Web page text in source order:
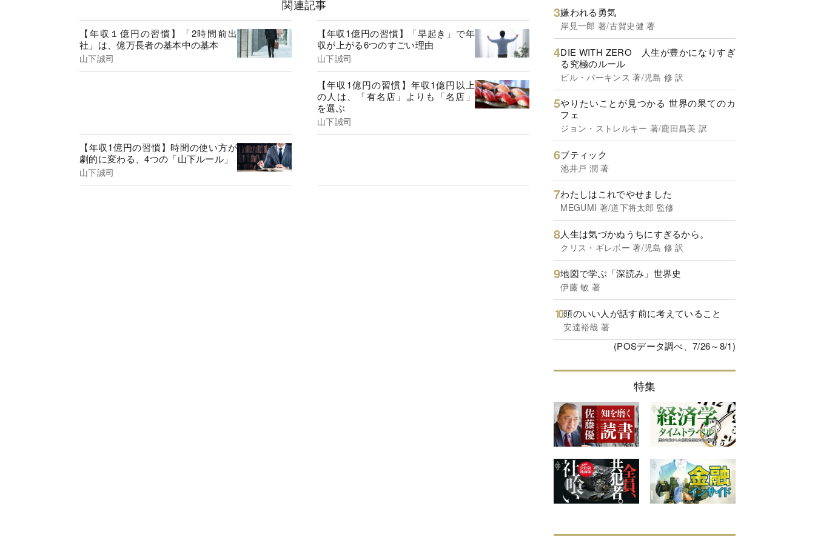
関連記事
【年収１億円の習慣】「2時間前出
社」は、億万長者の基本中の基本
山下誠司
【年収1億円の習慣】「早起き」で年
収が上がる6つのすごい理由
山下誠司
【年収1億円の習慣】年収1億円以上
の人は、「有名店」よりも「名店」
を選ぶ
山下誠司
【年収1億円の習慣】時間の使い方が
劇的に変わる、4つの「山下ルール」
山下誠司
嫌われる勇気
岸見一郎 著/古賀史健 著
DIE WITH ZERO 人生が豊かになりすぎ
る究極のルール
ビル・パーキンス 著/児島 修 訳
やりたいことが見つかる 世界の果てのカ
フェ
ジョン・ストレルキー 著/鹿田昌美 訳
ブティック
池井戸 潤 著
わたしはこれでやせました
MEGUMI 著/道下将太郎 監修
人生は気づかぬうちにすぎるから。
クリス・ギレボー 著/児島 修 訳
地図で学ぶ「深読み」世界史
伊藤 敏 著
頭のいい人が話す前に考えていること
安達裕哉 著
(POSデータ調べ、7/26～8/1)
特集